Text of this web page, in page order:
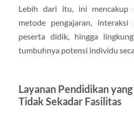
Lebih dari itu, ini mencakup
metode pengajaran,
peserta didik, hingga
tumbuhnya potensi individu
Layanan Pendidikan
Tidak Sekadar Fasilitas